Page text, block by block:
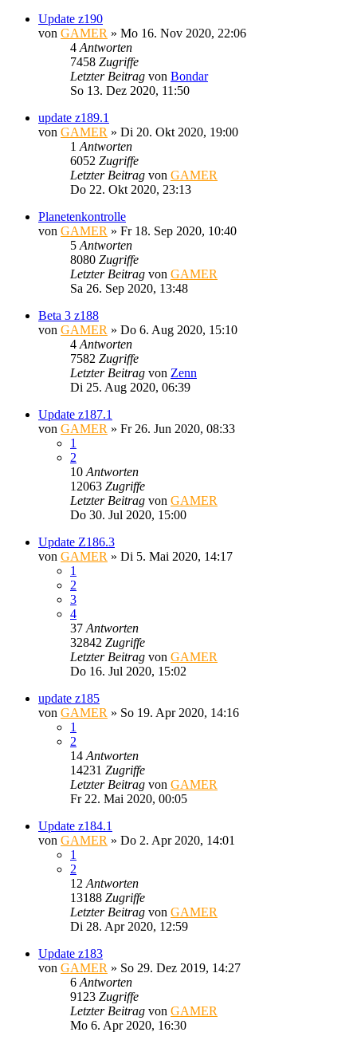
Update z190
von GAMER » Mo 16. Nov 2020, 22:06
4 Antworten
7458 Zugriffe
Letzter Beitrag von Bondar
So 13. Dez 2020, 11:50
update z189.1
von GAMER » Di 20. Okt 2020, 19:00
1 Antworten
6052 Zugriffe
Letzter Beitrag von GAMER
Do 22. Okt 2020, 23:13
Planetenkontrolle
von GAMER » Fr 18. Sep 2020, 10:40
5 Antworten
8080 Zugriffe
Letzter Beitrag von GAMER
Sa 26. Sep 2020, 13:48
Beta 3 z188
von GAMER » Do 6. Aug 2020, 15:10
4 Antworten
7582 Zugriffe
Letzter Beitrag von Zenn
Di 25. Aug 2020, 06:39
Update z187.1
von GAMER » Fr 26. Jun 2020, 08:33
1
2
10 Antworten
12063 Zugriffe
Letzter Beitrag von GAMER
Do 30. Jul 2020, 15:00
Update Z186.3
von GAMER » Di 5. Mai 2020, 14:17
1
2
3
4
37 Antworten
32842 Zugriffe
Letzter Beitrag von GAMER
Do 16. Jul 2020, 15:02
update z185
von GAMER » So 19. Apr 2020, 14:16
1
2
14 Antworten
14231 Zugriffe
Letzter Beitrag von GAMER
Fr 22. Mai 2020, 00:05
Update z184.1
von GAMER » Do 2. Apr 2020, 14:01
1
2
12 Antworten
13188 Zugriffe
Letzter Beitrag von GAMER
Di 28. Apr 2020, 12:59
Update z183
von GAMER » So 29. Dez 2019, 14:27
6 Antworten
9123 Zugriffe
Letzter Beitrag von GAMER
Mo 6. Apr 2020, 16:30